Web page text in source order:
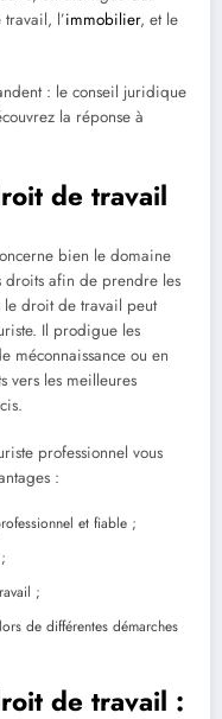
l’immobilier, et le
: le conseil juridique
la réponse à
de travail
bien le domaine
droits afin de prendre les
le droit de travail peut
Il prodigue les
méconnaissance ou en
vers les meilleures
professionnel vous
:
et fiable ;
;
de différentes démarches
de travail :